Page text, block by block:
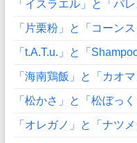
「イスラエル」と「パ
「片栗粉」と「コーン
「t.A.T.u.」と「
「海南鶏飯」と「カオ
「松かさ」と「松ぼっ
「オレガノ」と「ナツ